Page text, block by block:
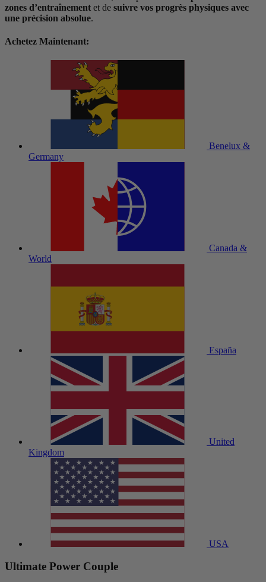
zones d’entraînement et de suivre vos progrès physiques avec
une précision absolue.
Achetez Maintenant:
Benelux &
Germany
Canada &
World
España
United
Kingdom
USA
Ultimate Power Couple